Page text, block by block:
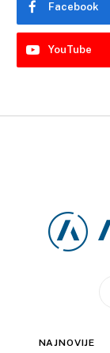
Facebook
YouTube
NAJNOVIJE